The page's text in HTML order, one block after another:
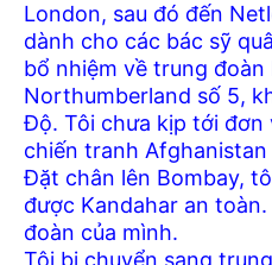
London, sau đó đến
dành cho các bác sỹ
bổ nhiệm về trung đoàn
Northumberland số 5,
Độ. Tôi chưa kịp tới đơn
chiến tranh
Đặt chân lên Bombay,
được Kandahar an
đoàn của mình.
Tôi bị chuyển sang